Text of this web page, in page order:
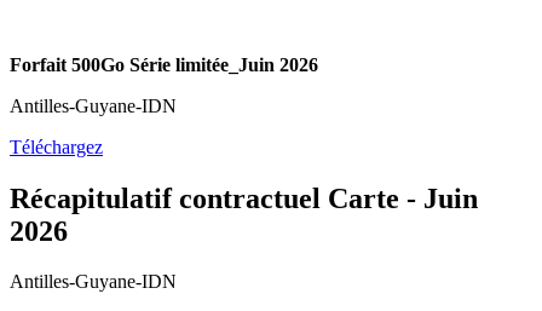
Forfait 500Go Série limitée_Juin 2026
Antilles-Guyane-IDN
Téléchargez
Récapitulatif contractuel Carte - Juin
2026
Antilles-Guyane-IDN